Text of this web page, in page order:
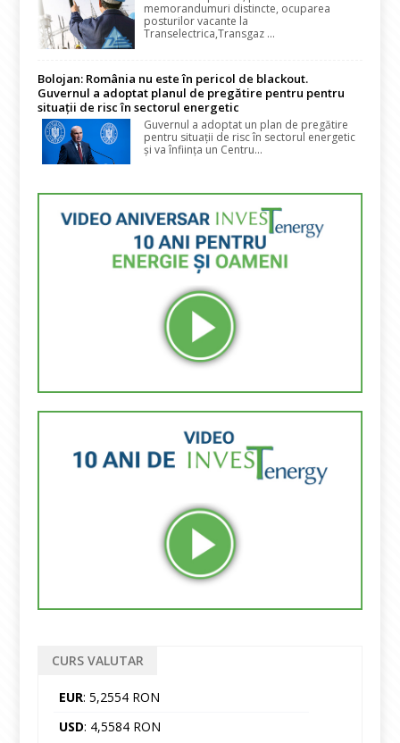
memorandumuri distincte, ocuparea
posturilor vacante la
Transelectrica,Transgaz ...
Bolojan: România nu este în pericol de blackout.
Guvernul a adoptat planul de pregătire pentru pentru
situații de risc în sectorul energetic
Guvernul a adoptat un plan de pregătire
pentru situații de risc în sectorul energetic
și va înființa un Centru...
CURS VALUTAR
EUR: 5,2554 RON
USD: 4,5584 RON